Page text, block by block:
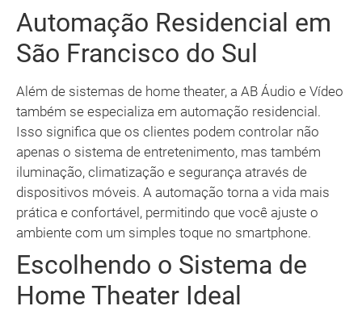
Automação Residencial em
São Francisco do Sul
Além de sistemas de home theater, a AB Áudio e Vídeo
também se especializa em automação residencial.
Isso significa que os clientes podem controlar não
apenas o sistema de entretenimento, mas também
iluminação, climatização e segurança através de
dispositivos móveis. A automação torna a vida mais
prática e confortável, permitindo que você ajuste o
ambiente com um simples toque no smartphone.
Escolhendo o Sistema de
Home Theater Ideal